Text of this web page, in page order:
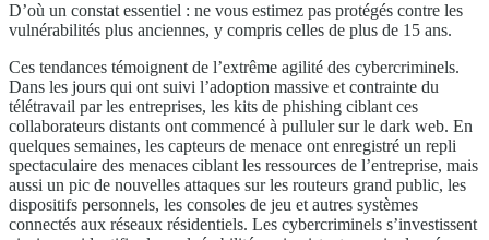
D’où un constat essentiel : ne vous estimez pas protégés contre les
vulnérabilités plus anciennes, y compris celles de plus de 15 ans.
Ces tendances témoignent de l’extrême agilité des cybercriminels.
Dans les jours qui ont suivi l’adoption massive et contrainte du
télétravail par les entreprises, les kits de phishing ciblant ces
collaborateurs distants ont commencé à pulluler sur le dark web. En
quelques semaines, les capteurs de menace ont enregistré un repli
spectaculaire des menaces ciblant les ressources de l’entreprise, mais
aussi un pic de nouvelles attaques sur les routeurs grand public, les
dispositifs personnels, les consoles de jeu et autres systèmes
connectés aux réseaux résidentiels. Les cybercriminels s’investissent